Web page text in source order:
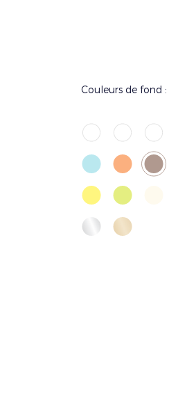
Couleurs de fond :